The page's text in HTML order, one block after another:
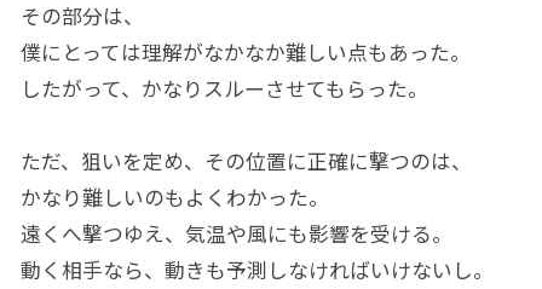
その部分は、
僕にとっては理解がなかなか難しい点もあった。
したがって、かなりスルーさせてもらった。
ただ、狙いを定め、その位置に正確に撃つのは、
かなり難しいのもよくわかった。
遠くへ撃つゆえ、気温や風にも影響を受ける。
動く相手なら、動きも予測しなければいけないし。